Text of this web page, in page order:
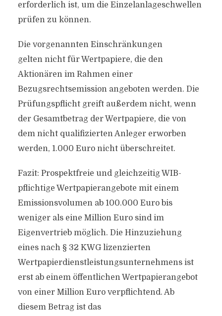
erforderlich ist, um die Einzelanlageschwellen
prüfen zu können.
Die vorgenannten Einschränkungen
gelten nicht für Wertpapiere, die den
Aktionären im Rahmen einer
Bezugsrechtsemission angeboten werden. Die
Prüfungspflicht greift außerdem nicht, wenn
der Gesamtbetrag der Wertpapiere, die von
dem nicht qualifizierten Anleger erworben
werden, 1.000 Euro nicht überschreitet.
Fazit: Prospektfreie und gleichzeitig WIB-
pflichtige Wertpapierangebote mit einem
Emissionsvolumen ab 100.000 Euro bis
weniger als eine Million Euro sind im
Eigenvertrieb möglich. Die Hinzuziehung
eines nach § 32 KWG lizenzierten
Wertpapierdienstleistungsunternehmens ist
erst ab einem öffentlichen Wertpapierangebot
von einer Million Euro verpflichtend. Ab
diesem Betrag ist das